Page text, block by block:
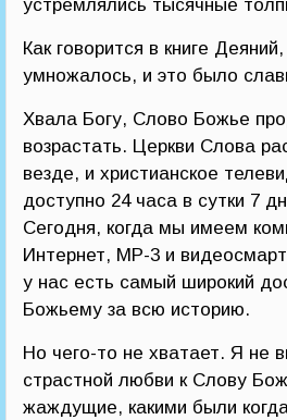
устремлялись тысячные
Как говорится в книге
умножалось, и это было
Хвала Богу, Слово Божье
возрастать. Церкви Слова
везде, и христианское
доступно 24 часа в сутки 7
Сегодня, когда мы имеем
Интернет, МР-3 и
у нас есть самый широкий
Божьему за всю историю.
Но чего-то не хватает. Я не
страстной любви к Слову
жаждущие, какими были